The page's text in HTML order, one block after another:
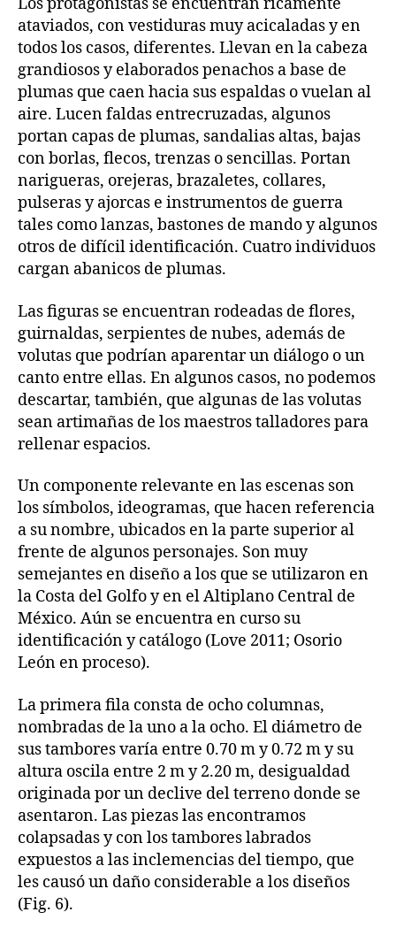
ataviados, con vestiduras muy acicaladas y en
todos los casos, diferentes. Llevan en la cabeza
grandiosos y elaborados penachos a base de
plumas que caen hacia sus espaldas o vuelan al
aire. Lucen faldas entrecruzadas, algunos
portan capas de plumas, sandalias altas, bajas
con borlas, flecos, trenzas o sencillas. Portan
narigueras, orejeras, brazaletes, collares,
pulseras y ajorcas e instrumentos de guerra
tales como lanzas, bastones de mando y algunos
otros de difícil identificación. Cuatro individuos
cargan abanicos de plumas.
Las figuras se encuentran rodeadas de flores,
guirnaldas, serpientes de nubes, además de
volutas que podrían aparentar un diálogo o un
canto entre ellas. En algunos casos, no podemos
descartar, también, que algunas de las volutas
sean artimañas de los maestros talladores para
rellenar espacios.
Un componente relevante en las escenas son
los símbolos, ideogramas, que hacen referencia
a su nombre, ubicados en la parte superior al
frente de algunos personajes. Son muy
semejantes en diseño a los que se utilizaron en
la Costa del Golfo y en el Altiplano Central de
México. Aún se encuentra en curso su
identificación y catálogo (Love 2011; Osorio
León en proceso).
La primera fila consta de ocho columnas,
nombradas de la uno a la ocho. El diámetro de
sus tambores varía entre 0.70 m y 0.72 m y su
altura oscila entre 2 m y 2.20 m, desigualdad
originada por un declive del terreno donde se
asentaron. Las piezas las encontramos
colapsadas y con los tambores labrados
expuestos a las inclemencias del tiempo, que
les causó un daño considerable a los diseños
(Fig. 6).